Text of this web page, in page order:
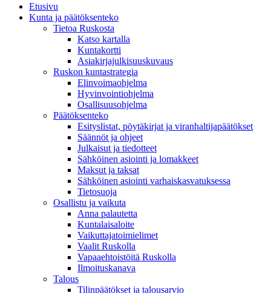
Etusivu
Kunta ja päätöksenteko
Tietoa Ruskosta
Katso kartalla
Kuntakortti
Asiakirjajulkisuuskuvaus
Ruskon kuntastrategia
Elinvoimaohjelma
Hyvinvointiohjelma
Osallisuusohjelma
Päätöksenteko
Esityslistat, pöytäkirjat ja viranhaltijapäätökset
Säännöt ja ohjeet
Julkaisut ja tiedotteet
Sähköinen asiointi ja lomakkeet
Maksut ja taksat
Sähköinen asiointi varhaiskasvatuksessa
Tietosuoja
Osallistu ja vaikuta
Anna palautetta
Kuntalaisaloite
Vaikuttajatoimielimet
Vaalit Ruskolla
Vapaaehtoistöitä Ruskolla
Ilmoituskanava
Talous
Tilinpäätökset ja talousarvio